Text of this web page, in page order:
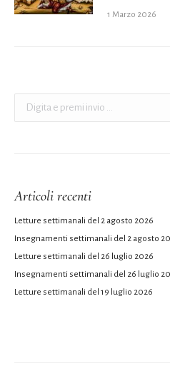
1 Marzo 2026
Articoli recenti
Letture settimanali del 2 agosto 2026
Insegnamenti settimanali del 2 agosto
Letture settimanali del 26 luglio 2026
Insegnamenti settimanali del 26 luglio
Letture settimanali del 19 luglio 2026